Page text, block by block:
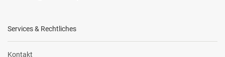
Services & Rechtliches
Kontakt